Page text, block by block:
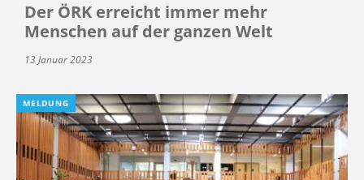
Der ÖRK erreicht immer mehr
Menschen auf der ganzen Welt
13 Januar 2023
MELDUNG